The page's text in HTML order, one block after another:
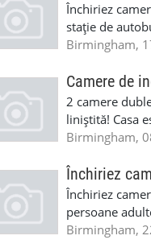
Închiriez
stație de
detalii sunați
Birmingham,
Camere de
2 camere
liniștită! Casa
Birmingham,
Închiriez
Închiriez
persoane
07442932628
Birmingham,